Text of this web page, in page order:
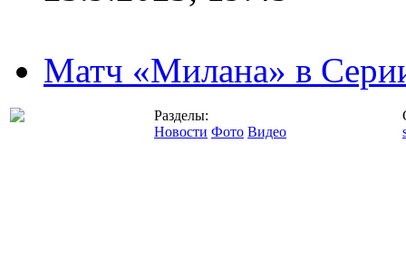
Матч «Милана» в
Разделы:
Новости Фото Видео